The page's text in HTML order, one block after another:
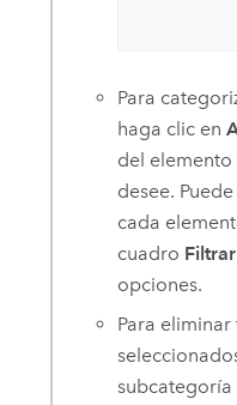
Para
haga clic en
del elemento
desee.
cada
cuadro
opciones.
Para
subcategoría